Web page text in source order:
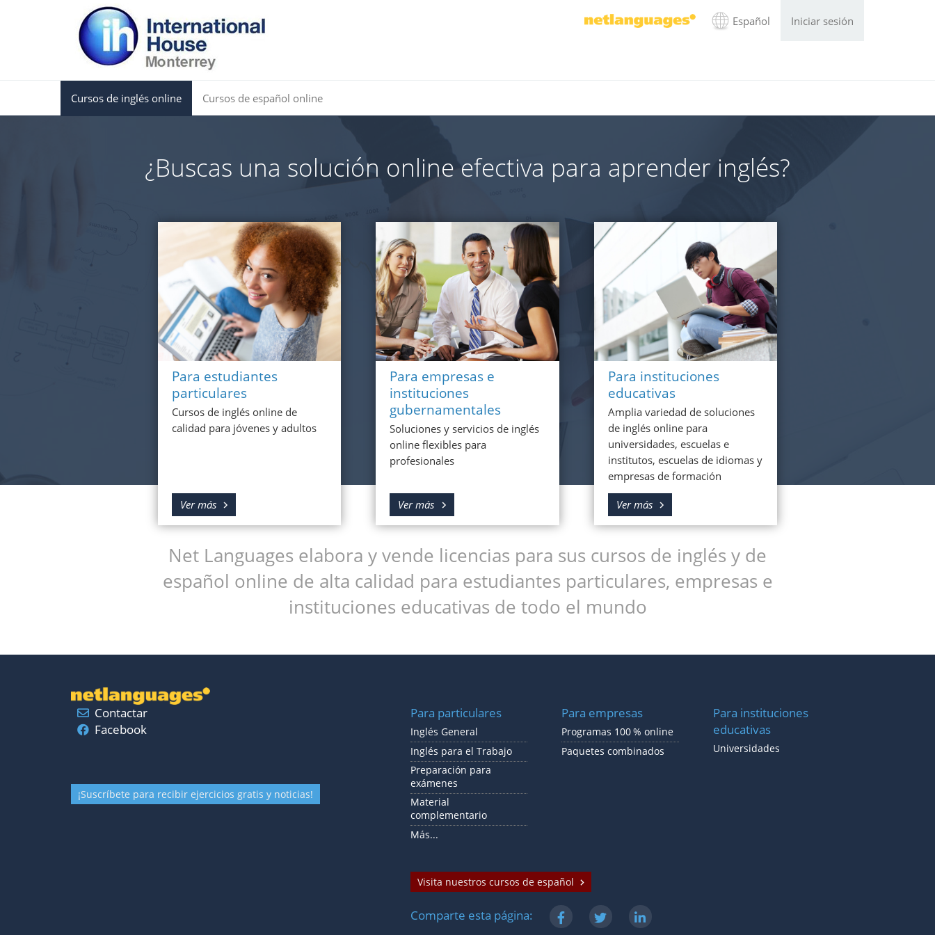
Español Iniciar sesión
Cursos de inglés online Cursos de español online
¿Buscas una solución online efectiva para aprender inglés?
Para estudiantes
particulares
Cursos de inglés online de
calidad para jóvenes y adultos
Ver más
Para empresas e
instituciones
gubernamentales
Soluciones y servicios de inglés
online flexibles para
profesionales
Ver más
Para instituciones
educativas
Amplia variedad de soluciones
de inglés online para
universidades, escuelas e
institutos, escuelas de idiomas y
empresas de formación
Ver más
Net Languages elabora y vende licencias para sus cursos de inglés y de
español online de alta calidad para estudiantes particulares, empresas e
instituciones educativas de todo el mundo
Contactar
Facebook
¡Suscríbete para recibir ejercicios gratis y noticias!
Para particulares
Inglés General
Inglés para el Trabajo
Preparación para
exámenes
Material
complementario
Más...
Para empresas
Programas 100 % online
Paquetes combinados
Para instituciones
educativas
Universidades
Visita nuestros cursos de español
Comparte esta página: